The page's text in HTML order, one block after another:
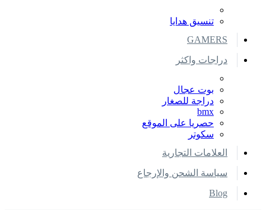
تنسيق هدايا
GAMERS
دراجات واكثر
بوت عجال
دراجة للصغار
bmx
حصريا على الموقع
سكوتر
العلامات التجارية
سياسة الشحن والإرجاع
Blog